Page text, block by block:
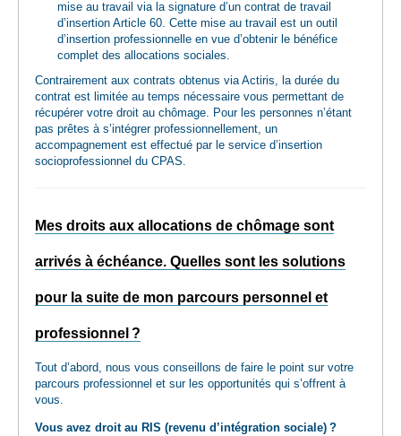
mise au travail via la signature d’un contrat de travail
d’insertion Article 60. Cette mise au travail est un outil
d’insertion professionnelle en vue d’obtenir le bénéfice
complet des allocations sociales.
Contrairement aux contrats obtenus via Actiris, la durée du
contrat est limitée au temps nécessaire vous permettant de
récupérer votre droit au chômage. Pour les personnes n’étant
pas prêtes à s’intégrer professionnellement, un
accompagnement est effectué par le service d’insertion
socioprofessionnel du CPAS.
Mes droits aux allocations de chômage sont
arrivés à échéance. Quelles sont les solutions
pour la suite de mon parcours personnel et
professionnel ?
Tout d’abord, nous vous conseillons de faire le point sur votre
parcours professionnel et sur les opportunités qui s’offrent à
vous.
Vous avez droit au RIS (revenu d’intégration sociale) ?